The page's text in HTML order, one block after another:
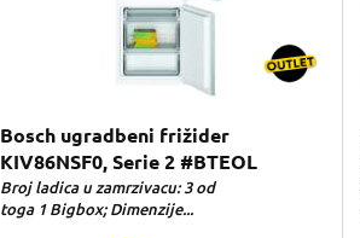
Bosch ugradbeni frižider
KIV86NSF0, Serie 2 #BTEOL
Broj ladica u zamrzivacu: 3 od
toga 1 Bigbox; Dimenzije...